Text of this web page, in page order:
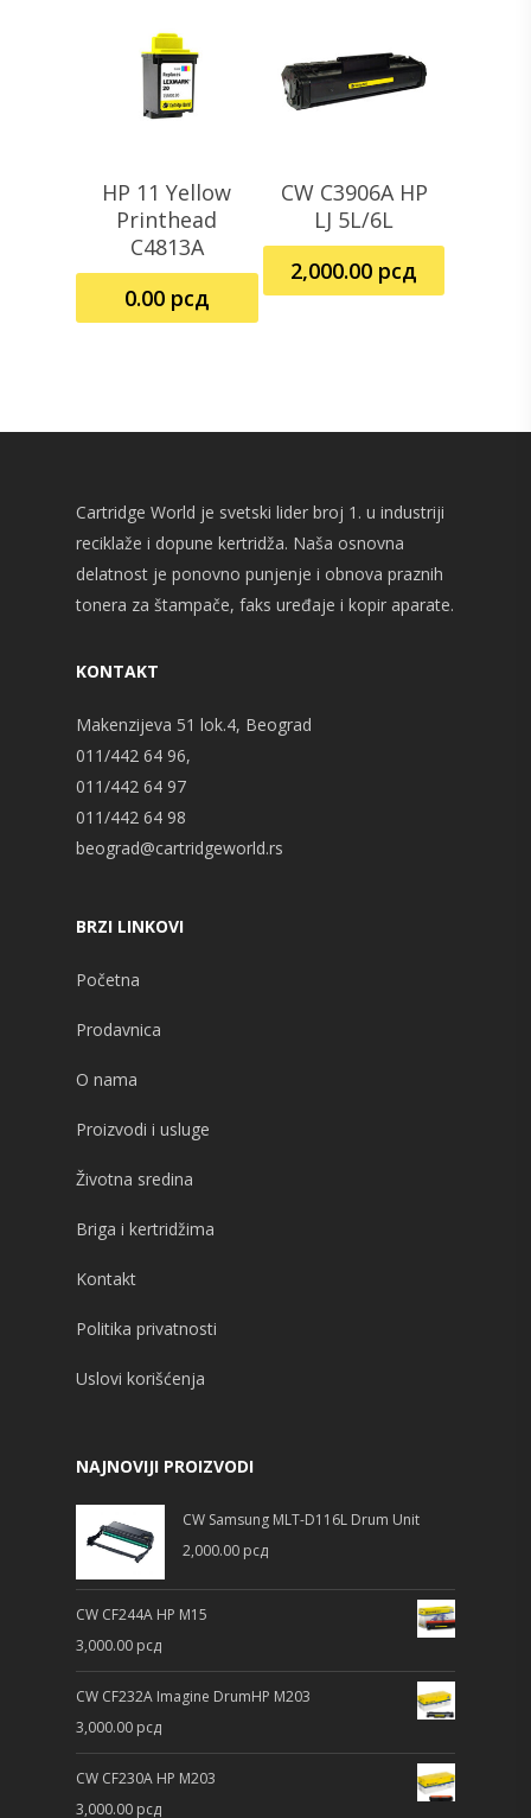
Dodaj U Korpu
HP 11 Yellow
Printhead
C4813A
0.00 рсд
Dodaj U Korpu
CW C3906A HP
LJ 5L/6L
2,000.00 рсд
Cartridge World je svetski lider broj 1. u industriji
reciklaže i dopune kertridža. Naša osnovna
delatnost je ponovno punjenje i obnova praznih
tonera za štampače, faks uređaje i kopir aparate.
KONTAKT
Makenzijeva 51 lok.4, Beograd
011/442 64 96,
011/442 64 97
011/442 64 98
beograd@cartridgeworld.rs
BRZI LINKOVI
Početna
Prodavnica
O nama
Proizvodi i usluge
Životna sredina
Briga i kertridžima
Kontakt
Politika privatnosti
Uslovi korišćenja
NAJNOVIJI PROIZVODI
CW Samsung MLT-D116L Drum Unit
2,000.00 рсд
CW CF244A HP M15
3,000.00 рсд
CW CF232A Imagine DrumHP M203
3,000.00 рсд
CW CF230A HP M203
3,000.00 рсд